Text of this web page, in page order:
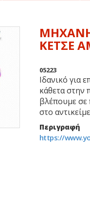
ΚΕΤΣΕ
05223
Ιδανικό για
κάθετα στην
βλέπουμε σε
στο
Περιγραφή
https://